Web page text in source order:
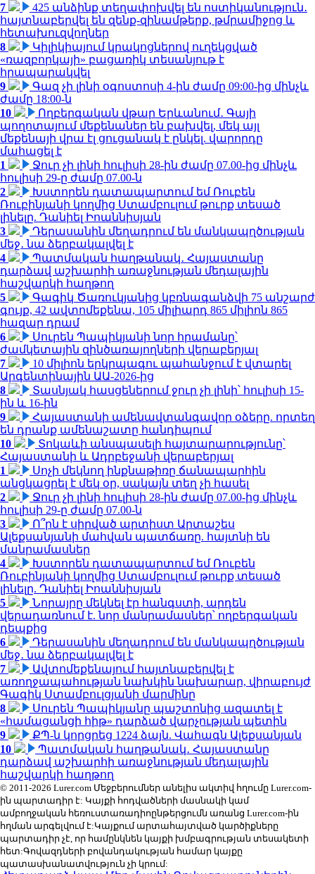
7
425 անձինք տեղափոխվել են ոստիկանություն․
հայտնաբերվել են զենք-զինամթերք, թմրամիջոց և
հետախուզվողներ
8
Կիլիկիայում կրակոցներով ուղեկցված
«ռազբորկայի» բացառիկ տեսանյութ է
հրապարակվել
9
Գազ չի լինի օգոստոսի 4-ին ժամը 09:00-ից մինչև
ժամը 18:00-ն
10
Ողբերգական վթար Երևանում․ Գայի
պողոտայում մեքենաներ են բախվել, մեկ այլ
մեքենայի վրա էլ ցուցանակ է ընկել. վարորդը
մահացել է
1
Ջուր չի լինի հուլիսի 28-ին ժամը 07.00-ից մինչև
հուլիսի 29-ը ժամը 07.00-ն
2
Խստորեն դատապարտում եմ Ռուբեն
Ռուբինյանի կողմից Ստամբուլում թուրք տեսած
լինելը. Դանիել Իոաննիսյան
3
Դերասանին մեղադրում են մանկապղծության
մեջ․ նա ձերբակալվել է
4
Պատմական հաղթանակ․ Հայաստանը
դարձավ աշխարհի առաջնության մեդալային
հաշվարկի հաղթող
5
Գագիկ Ծառուկյանից կբռնագանձվի 75 անշարժ
գույք, 42 ավտոմեքենա, 105 միլիարդ 865 միլիոն 865
հազար դրամ
6
Սուրեն Պապիկյանի նոր հրամանը՝
ժամկետային զինծառայողների վերաբերյալ
7
10 միլիոն երկրպագու պահանջում է վտարել
Արգենտինային ԱԱ-2026-ից
8
Տասնյակ հասցեներում ջուր չի լինի՝ հուլիսի 15-
ին և 16-ին
9
Հայաստանի ամենավտանգավոր օձերը. որտեղ
են դրանք ամենաշատը հանդիպում
10
Տոկաևի անսպասելի հայտարարությունը՝
Հայաստանի և Ադրբեջանի վերաբերյալ
1
Սոչի մեկնող ինքնաթիռը ճանապարհին
անցկացրել է մեկ օր, սակայն տեղ չի հասել
2
Ջուր չի լինի հուլիսի 28-ին ժամը 07.00-ից մինչև
հուլիսի 29-ը ժամը 07.00-ն
3
Ո՞րն է սիրված արտիստ Արտաշես
Ալեքսանյանի մահվան պատճառը. հայտնի են
մանրամասներ
4
Խստորեն դատապարտում եմ Ռուբեն
Ռուբինյանի կողմից Ստամբուլում թուրք տեսած
լինելը. Դանիել Իոաննիսյան
5
Նորայրը մեկնել էր հանգստի, արդեն
վերադառնում է. նոր մանրամասներ՝ ողբերգական
դեպքից
6
Դերասանին մեղադրում են մանկապղծության
մեջ․ նա ձերբակալվել է
7
Ավտոմեքենայում հայտնաբերվել է
առողջապահության նախկին նախարար, վիրաբույժ
Գագիկ Ստամբուլցյանի մարմինը
8
Սուրեն Պապիկյանը պաշտոնից ազատել է
«համացանցի հիթ» դարձած վարչության պետին
9
ՔՊ-ն կորցրեց 1224 ձայն. Վահագն Ալեքսանյան
10
Պատմական հաղթանակ․ Հայաստանը
դարձավ աշխարհի առաջնության մեդալային
հաշվարկի հաղթող
© 2011-2026 Lurer.com Մեջբերումներ անելիս ակտիվ հղումը Lurer.com-
ին պարտադիր է: Կայքի հոդվածների մասնակի կամ
ամբողջական հեռուստառադիոընթերցումն առանց Lurer.com-ին
հղման արգելվում է:Կայքում արտահայտված կարծիքները
պարտադիր չէ, որ համընկնեն կայքի խմբագրության տեսակետի
հետ:Գովազդների բովանդակության համար կայքը
պատասխանատվություն չի կրում: